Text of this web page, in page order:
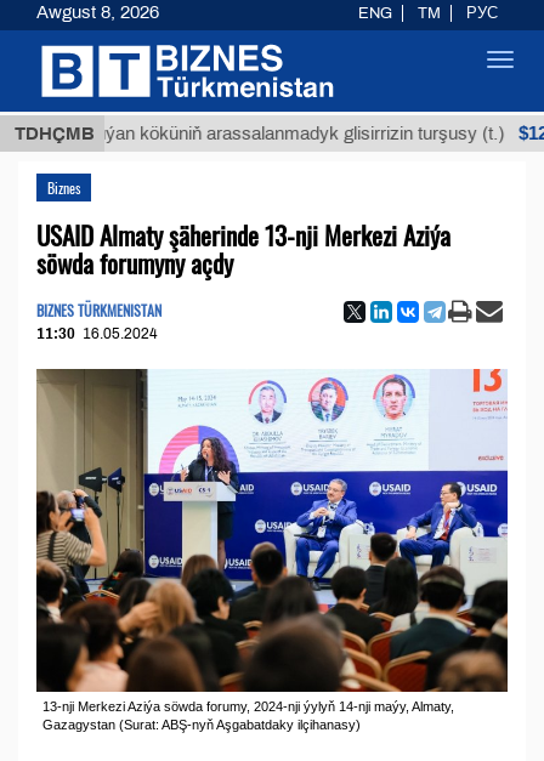
TDHÇMB
Buýan köküniň arassalanmadyk glisirrizin turşusy (t.) $12935,18
Biznes
USAID Almaty şäherinde 13-nji Merkezi Aziýa
söwda forumyny açdy
BIZNES TÜRKMENISTAN
11:30 16.05.2024
13-nji Merkezi Aziýa söwda forumy, 2024-nji ýylyň 14-nji maýy, Almaty,
Gazagystan (Surat: ABŞ-nyň Aşgabatdaky ilçihanasy)
Awgust 8, 2026 ENG TM РУС